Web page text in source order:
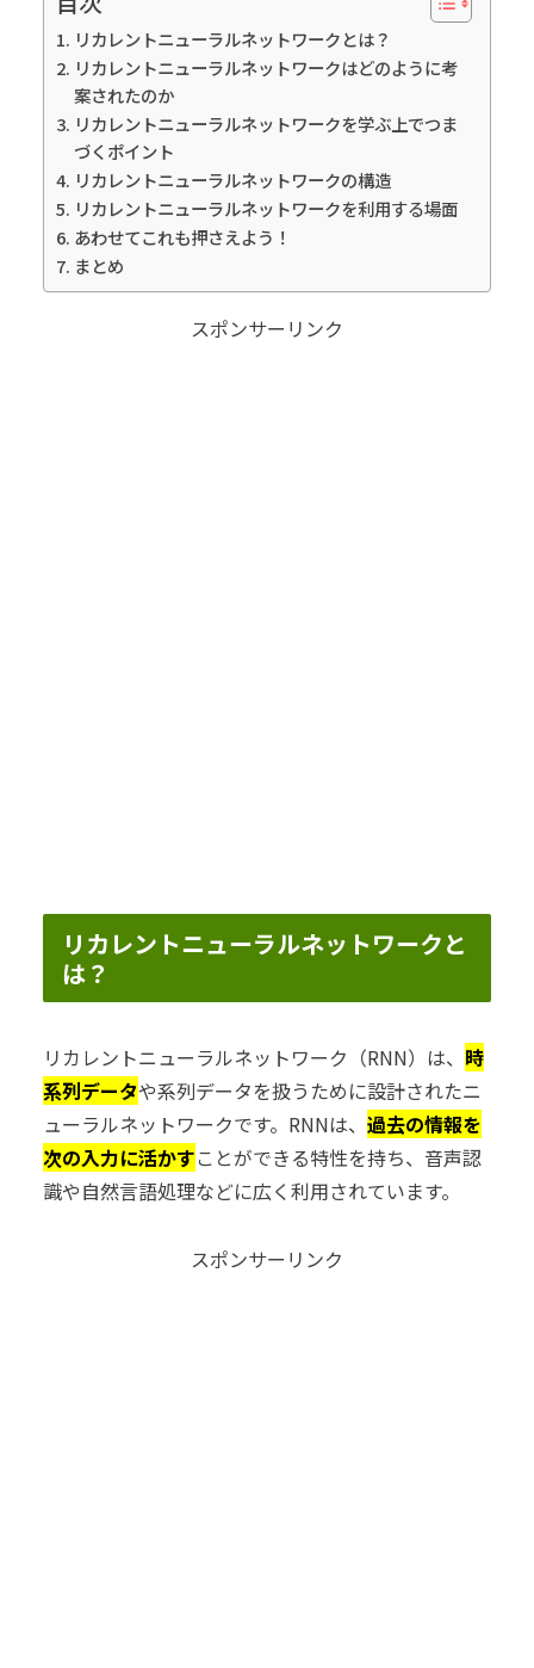
リカレントニューラルネットワークとは？
リカレントニューラルネットワークはどのように考
案されたのか
リカレントニューラルネットワークを学ぶ上でつま
づくポイント
リカレントニューラルネットワークの構造
リカレントニューラルネットワークを利用する場面
あわせてこれも押さえよう！
まとめ
スポンサーリンク
リカレントニューラルネットワークと
は？
リカレントニューラルネットワーク（RNN）は、 時
系列データや系列データを扱うために設計されたニ
ューラルネットワークです。RNNは、 過去の情報を
次の入力に活かすことができる特性を持ち、音声認
識や自然言語処理などに広く利用されています。
スポンサーリンク